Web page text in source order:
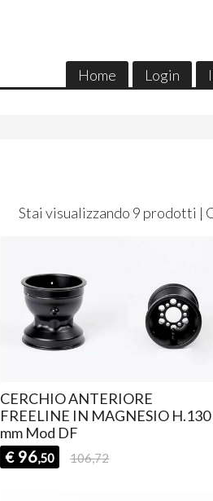
Home Login
Stai visualizzando 9 prodotti |
CERCHIO ANTERIORE
FREELINE IN MAGNESIO H.130
mm Mod DF
€ 96,50 106,72